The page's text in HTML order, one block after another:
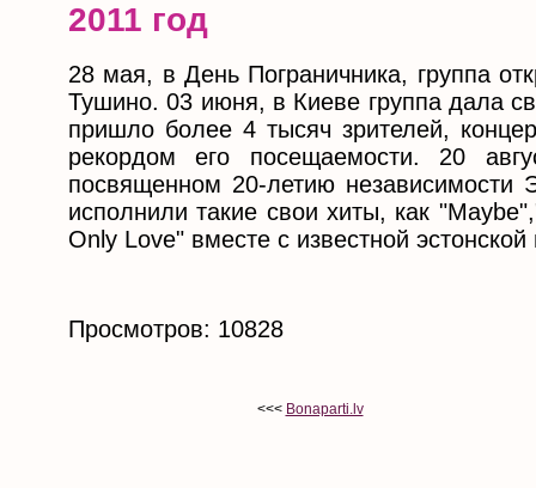
2011 год
28 мая, в День Пограничника, группа
Тушино. 03 июня, в Киеве группа дала
пришло более 4 тысяч зрителей,
рекордом его посещаемости. 20
посвященном 20-летию независимости
исполнили такие свои хиты, как
Only Love" вместе с известной
Просмотров: 10828
<<< Bonaparti.lv